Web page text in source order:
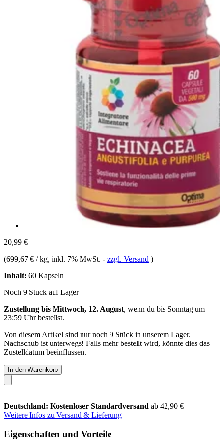
20,99 €
(699,67 € / kg, inkl. 7% MwSt. - zzgl. Versand )
Inhalt: 60 Kapseln
Noch 9 Stück auf Lager
Zustellung bis Mittwoch, 12. August, wenn du bis Sonntag um
23:59 Uhrbestellst.
Von diesem Artikel sind nur noch 9 Stück in unserem Lager.
Nachschub ist unterwegs! Falls mehr bestellt wird, könnte dies das
Zustelldatum beeinflussen.
In den Warenkorb
Deutschland: Kostenloser Standardversand ab 42,90 €
Weitere Infos zu Versand & Lieferung
Eigenschaften und Vorteile